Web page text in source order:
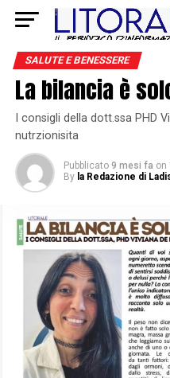
SALUTE E BENESSERE
La bilancia è
I consigli della dott.ssa PHD
nutrzionisita
Pubblicato 9 mesi fa on
By la Redazione di